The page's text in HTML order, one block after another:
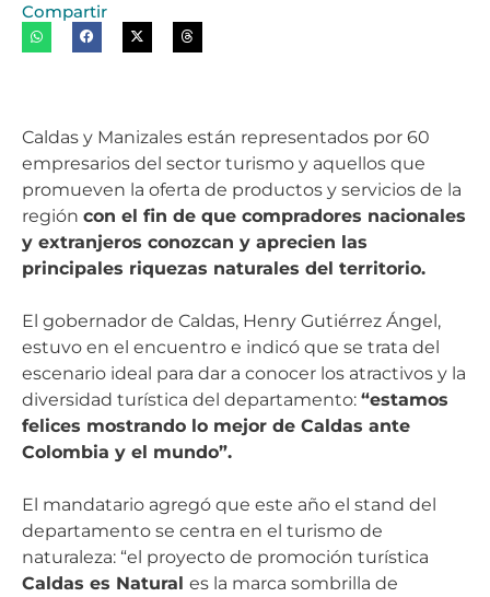
Compartir
Caldas y Manizales están representados por 60
empresarios del sector turismo y aquellos que
promueven la oferta de productos y servicios de la
región con el fin de que compradores nacionales
y extranjeros conozcan y aprecien las
principales riquezas naturales del territorio.
El gobernador de Caldas, Henry Gutiérrez Ángel,
estuvo en el encuentro e indicó que se trata del
escenario ideal para dar a conocer los atractivos y la
diversidad turística del departamento: “estamos
felices mostrando lo mejor de Caldas ante
Colombia y el mundo”.
El mandatario agregó que este año el stand del
departamento se centra en el turismo de
naturaleza: “el proyecto de promoción turística
Caldas es Natural es la marca sombrilla de